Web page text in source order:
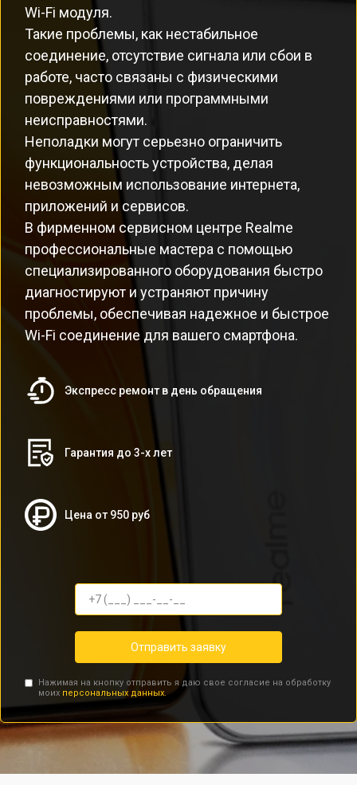
Wi-Fi модуля.
Такие проблемы, как нестабильное
соединение, отсутствие сигнала или сбои в
работе, часто связаны с физическими
повреждениями или программными
неисправностями.
Неполадки могут серьезно ограничить
функциональность устройства, делая
невозможным использование интернета,
приложений и сервисов.
В фирменном сервисном центре Realme
профессиональные мастера с помощью
специализированного оборудования быстро
диагностируют и устраняют причину
проблемы, обеспечивая надежное и быстрое
Wi-Fi соединение для вашего смартфона.
Экспресс ремонт в день обращения
Гарантия до 3-х лет
Цена от 950 руб
Отправить заявку
Нажимая на кнопку отправить я даю свое согласие на обработку
моих персональных данных.